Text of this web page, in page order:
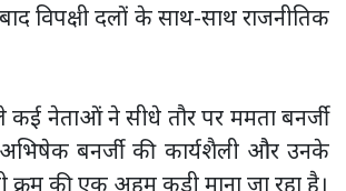
विपक्षी दलों के साथ-साथ राजनीतिक
कई नेताओं ने सीधे तौर पर ममता बनर्जी
बनर्जी की कार्यशैली और उनके
की एक अहम कड़ी माना जा रहा है।